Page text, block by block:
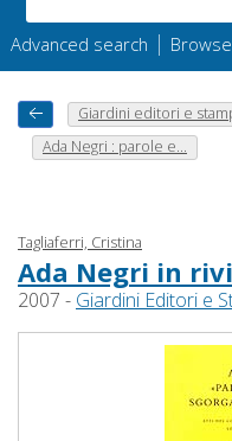
Advanced search |
Giardini editori e
Ada Negri : parole e...
Tagliaferri, Cristina
Ada Negri in
2007 - Giardini Editori e